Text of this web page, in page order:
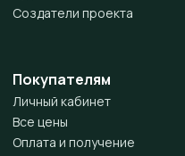
Создатели проекта
Покупателям
Личный кабинет
Все цены
Оплата и получение